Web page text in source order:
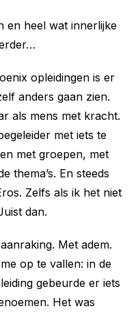
en heel wat innerlijke
opleidingen is er
anders gaan zien.
als mens met kracht.
met iets te
met groepen, met
thema’s. En steeds
Zelfs als ik het niet
dan.
Met adem.
op te vallen: in de
gebeurde er iets
Het was